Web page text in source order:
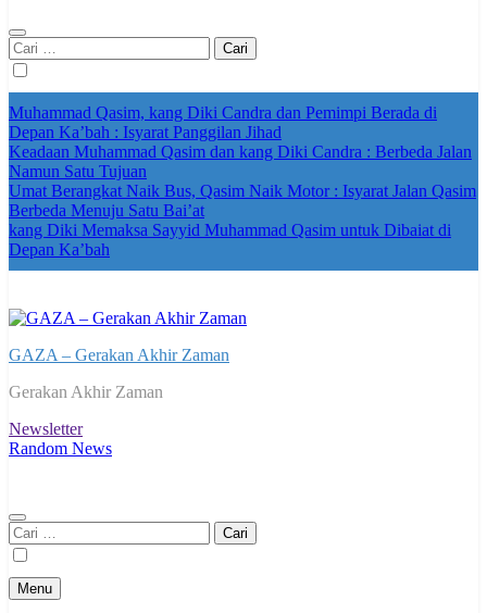
Cari
untuk:
Muhammad Qasim, kang Diki Candra dan Pemimpi Berada di
Depan Ka’bah : Isyarat Panggilan Jihad
Keadaan Muhammad Qasim dan kang Diki Candra : Berbeda Jalan
Namun Satu Tujuan
Umat Berangkat Naik Bus, Qasim Naik Motor : Isyarat Jalan Qasim
Berbeda Menuju Satu Bai’at
kang Diki Memaksa Sayyid Muhammad Qasim untuk Dibaiat di
Depan Ka’bah
GAZA – Gerakan Akhir Zaman
Gerakan Akhir Zaman
Newsletter
Random News
Cari
untuk:
Menu